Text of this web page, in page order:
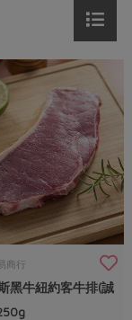
商行
黑牛紐約客牛排(誠